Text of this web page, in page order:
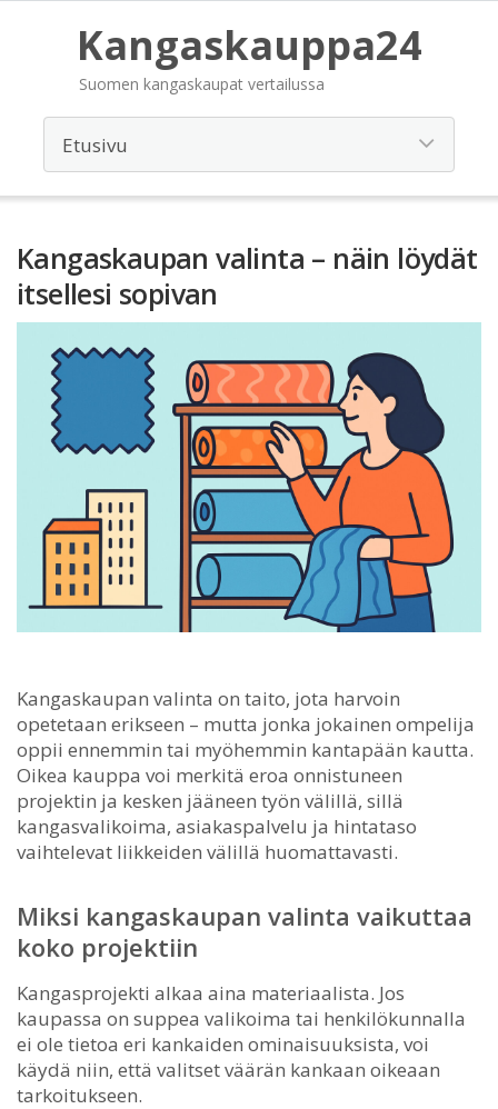
Kangaskauppa24
Suomen kangaskaupat vertailussa
Kangaskaupan valinta – näin löydät
itsellesi sopivan
Kangaskaupan valinta on taito, jota harvoin
opetetaan erikseen – mutta jonka jokainen ompelija
oppii ennemmin tai myöhemmin kantapään kautta.
Oikea kauppa voi merkitä eroa onnistuneen
projektin ja kesken jääneen työn välillä, sillä
kangasvalikoima, asiakaspalvelu ja hintataso
vaihtelevat liikkeiden välillä huomattavasti.
Miksi kangaskaupan valinta vaikuttaa
koko projektiin
Kangasprojekti alkaa aina materiaalista. Jos
kaupassa on suppea valikoima tai henkilökunnalla
ei ole tietoa eri kankaiden ominaisuuksista, voi
käydä niin, että valitset väärän kankaan oikeaan
tarkoitukseen.